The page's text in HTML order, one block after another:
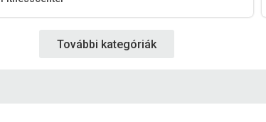
További kategóriák